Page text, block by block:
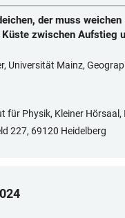
der muss weichen
zwischen Aufstieg
Universität Mainz,
für Physik, Kleiner Hörsaal,
227, 69120 Heidelberg